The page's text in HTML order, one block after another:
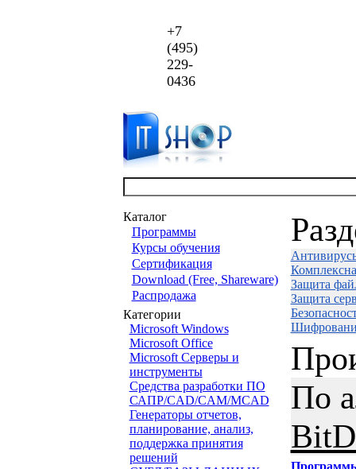
+7
(495)
229-
0436
Каталог
Программы
Курсы обучения
Сертификация
Download (Free, Shareware)
Распродажа
Категории
Microsoft Windows
Microsoft Office
Microsoft Серверы и
инструменты
Средства разработки ПО
САПР/CAD/CAM/MCAD
Генераторы отчетов,
планирование, анализ,
поддержка принятия
решений
Защита
Защита
По